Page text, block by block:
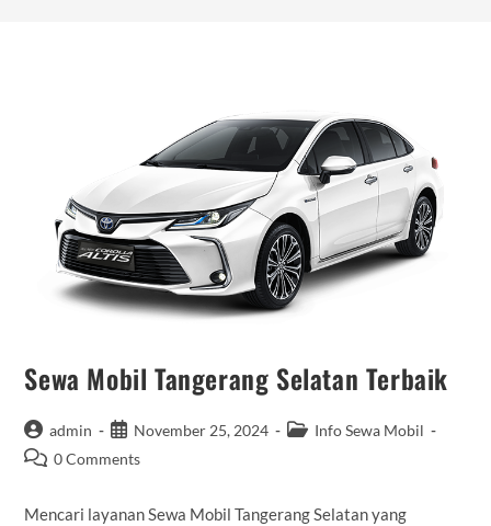
Sewa Mobil Tangerang Selatan Terbaik
Post
author:
admin
Post
published:
November 25, 2024
PostInfo Sewa Mobil
Post0 Comments
Mencari layanan Sewa Mobil Tangerang Selatan yang